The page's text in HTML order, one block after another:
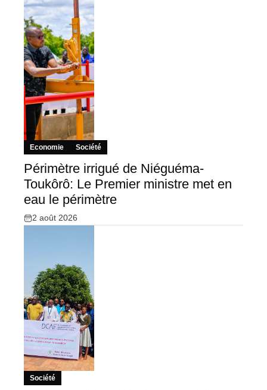
Economie Société
Périmètre irrigué de Niéguéma-
Toukôrô: Le Premier ministre met en
eau le périmètre
2 août 2026
Société